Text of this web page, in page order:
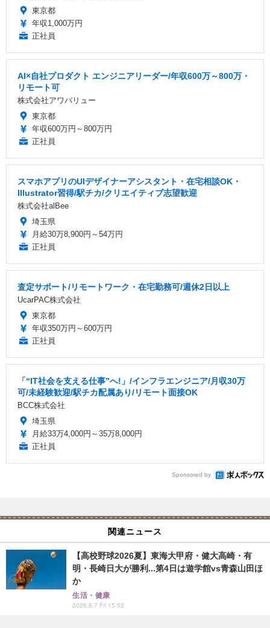
東京都
年収1,000万円
正社員
AI×自社プロダクト エンジニアリーダー/年収600万～800万・
リモート可
株式会社アワバリュー
東京都
年収600万円～800万円
正社員
スマホアプリのUIデザイナーアシスタント・在宅相談OK・
Illustrator習得/駅チカ/クリエイティブ志望歓迎
株式会社alBee
埼玉県
月給30万8,900円～54万円
正社員
査定サポート/リモートワーク・在宅勤務可/週休2日以上
UcarPAC株式会社
東京都
年収350万円～600万円
正社員
「“IT社会を支える仕事”へ!」/インフラエンジニア/月収30万
可/未経験歓迎/駅チカ配属あり/リモート面接OK
BCC株式会社
埼玉県
月給33万4,000円～35万8,000円
正社員
Sponsored by
関連ニュース
【高校野球2026夏】東海大甲府・健大高崎・有
明・長崎日大が勝利...第4日は遊学館vs青森山田ほ
か
生活・健康
2026.8.7 Fri 15:52